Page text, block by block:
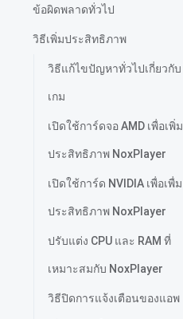
ข้อผิดพลาดทั่วไป
วิธีเพิ่มประสิทธิภาพ
วิธีแก้ไขปัญหาทั่วไปเกี่ยวกับ
เกม
เปิดใช้การ์ดจอ AMD เพื่อเพิ่ม
ประสิทธิภาพ NoxPlayer
เปิดใช้การ์ด NVIDIA เพื่อเพื่ม
ประสิทธิภาพ NoxPlayer
ปรับแต่ง CPU และ RAM ที่
เหมาะสมกับ NoxPlayer
วิธีปิดการแจ้งเตือนของแอพ